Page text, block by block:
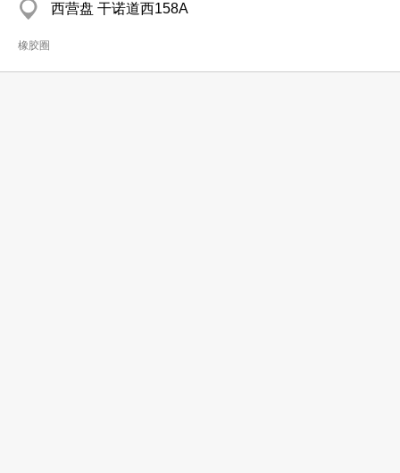
西营盘 干诺道西158A
橡胶圈